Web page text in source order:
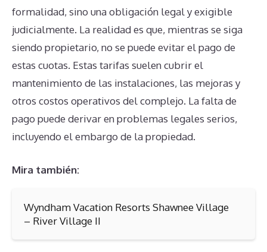
formalidad, sino una obligación legal y exigible
judicialmente. La realidad es que, mientras se siga
siendo propietario, no se puede evitar el pago de
estas cuotas. Estas tarifas suelen cubrir el
mantenimiento de las instalaciones, las mejoras y
otros costos operativos del complejo. La falta de
pago puede derivar en problemas legales serios,
incluyendo el embargo de la propiedad.
Mira también:
Wyndham Vacation Resorts Shawnee Village
– River Village II